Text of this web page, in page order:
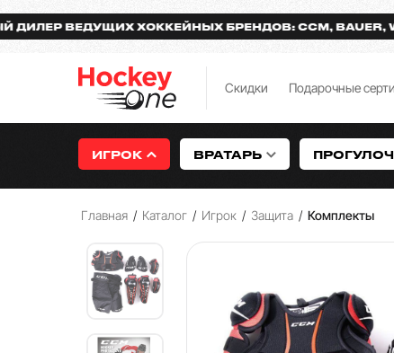
ВЕДУЩИХ ХОККЕЙНЫХ БРЕНДОВ: CCM, BAUER,
Скидки Подарочные
ИГРОК ВРАТАРЬ
Главная / Каталог / Игрок / Защита / Комплекты